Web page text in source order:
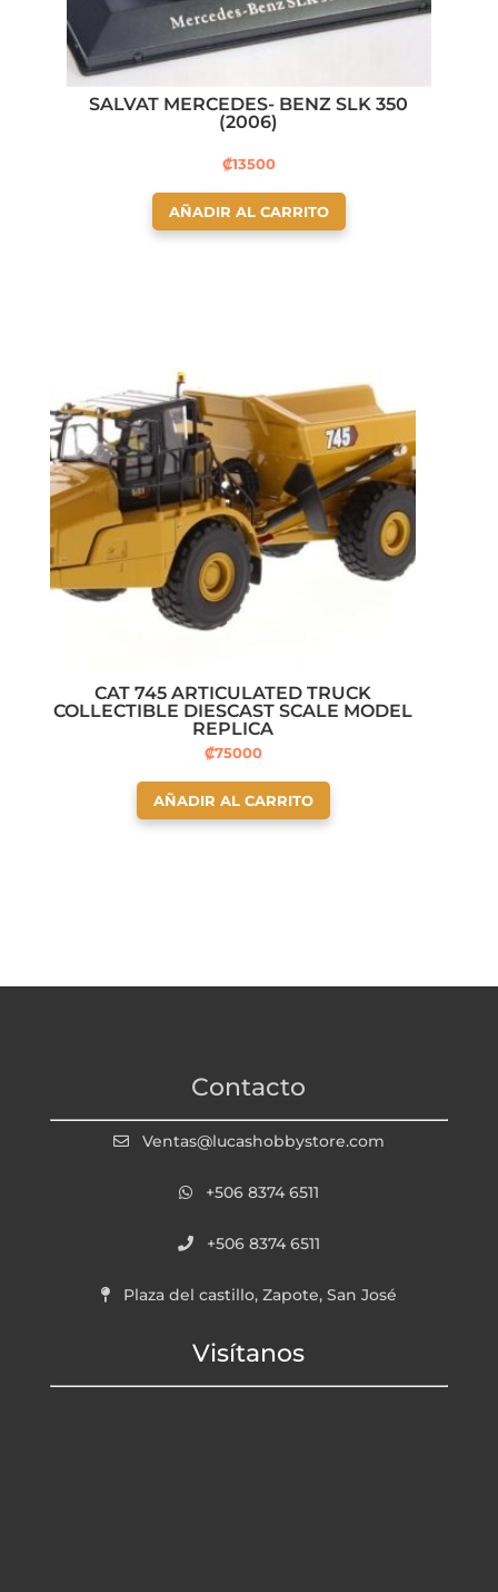
SALVAT MERCEDES- BENZ SLK 350
(2006)
₡13500
AÑADIR AL CARRITO
CAT 745 ARTICULATED TRUCK
COLLECTIBLE DIESCAST SCALE MODEL
REPLICA
₡75000
AÑADIR AL CARRITO
Contacto
Ventas@lucashobbystore.com
+506 8374 6511
+506 8374 6511
Plaza del castillo, Zapote, San José
Visítanos